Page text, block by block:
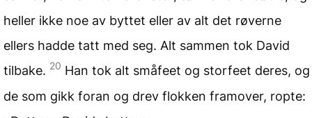
heller ikke noe av byttet eller av alt det røverne
ellers hadde tatt med seg. Alt sammen tok David
tilbake. 20 Han tok alt småfeet og storfeet deres, og
de som gikk foran og drev flokken framover, ropte: